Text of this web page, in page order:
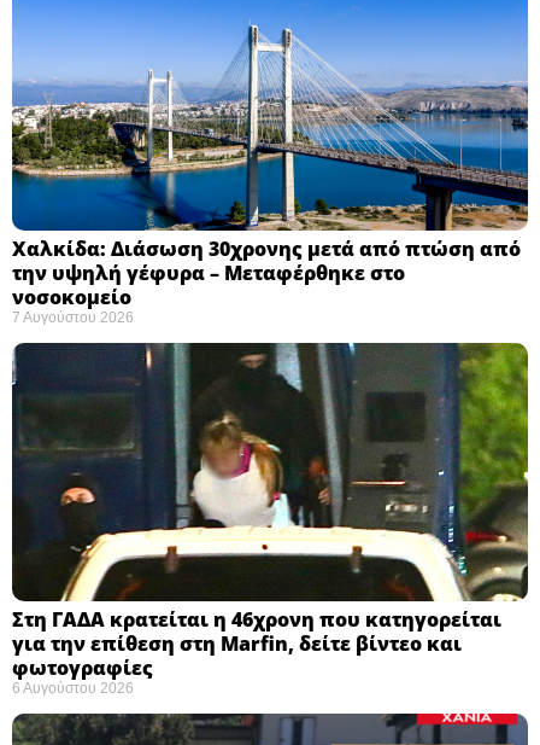
Χαλκίδα: Διάσωση 30χρονης μετά από πτώση από
την υψηλή γέφυρα – Μεταφέρθηκε στο
νοσοκομείο ​
7 Αυγούστου 2026
Στη ΓΑΔΑ κρατείται η 46χρονη που κατηγορείται
για την επίθεση στη Marfin, δείτε βίντεο και
φωτογραφίες
6 Αυγούστου 2026